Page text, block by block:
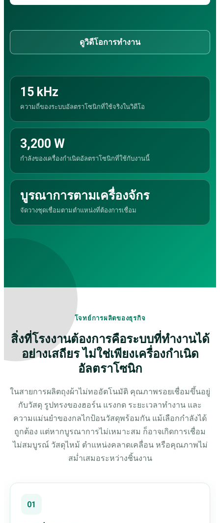
เครื่องเย็บอัลตราโซนิก
เครื่องเชื่อมอัลตราโซนิกแบบมือถือ
เครื่องบัดกรีตะกั่วอัลตราโซนิก
เครื่องกวนและสกัดด้วยอัลตราโซนิก
ดาวน์โหลด
ค้นหา:
ดูวิดีโอการทำงาน
15 kHz
ความถี่ของระบบอัลตราโซนิกที่ใช้จริงในวิดีโอ
3,200 W
กำลังของเครื่องกำเนิดอัลตราโซนิกที่ใช้กับงานนี้
บูรณาการตามเครื่องจักร
จัดวางชุดเชื่อมตามตำแหน่งที่ต้องการเชื่อม
โจทย์การผลิตของธุรกิจ
สิ่งที่โรงงานต้องการคือระบบที่ทำงานได้
อย่างเสถียร ไม่ใช่เพียงเครื่องกำเนิด
อัลตราโซนิก
ในสายการผลิตถุงผ้าไม่ทออัตโนมัติ คุณภาพรอยเชื่อมขึ้นอยู่
กับวัสดุ รูปทรงของฮอร์น แรงกด ระยะเวลาทำงาน และ
ความแม่นยำของกลไกป้อนวัสดุพร้อมกัน แม้เลือกกำลังได้
ถูกต้อง แต่หากบูรณาการไม่เหมาะสม ก็อาจเกิดการเชื่อม
ไม่สมบูรณ์ วัสดุไหม้ ตำแหน่งคลาดเคลื่อน หรือคุณภาพไม่
สม่ำเสมอระหว่างชิ้นงาน
01